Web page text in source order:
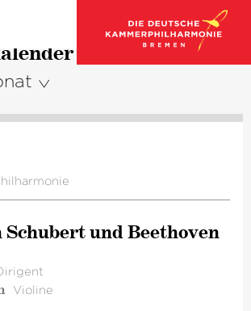
Schubert und Beethoven
Violine